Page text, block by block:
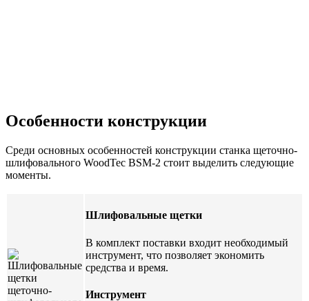
Особенности конструкции
Среди основных особенностей конструкции станка щеточно-
шлифовального WoodTec BSM-2 стоит выделить следующие
моменты.
Шлифовальные щетки
В комплект поставки входит необходимый
инструмент, что позволяет экономить
средства и время.
Инструмент